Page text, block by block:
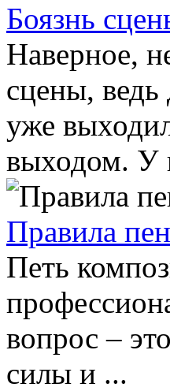
Боязнь
Наверное,
сцены, ведь
уже
выходом. У
Правила
Петь
вопрос –
силы и ...